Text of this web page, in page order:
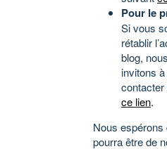
Pour le
Si vous
rétablir
blog,
invitons
ce lien.
Nous espérons
pourra être de